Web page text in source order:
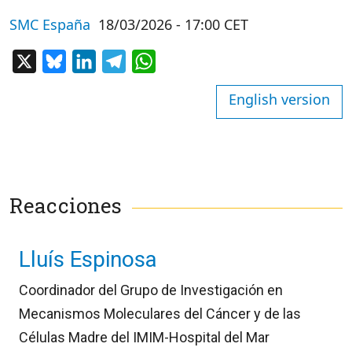
SMC España 18/03/2026 - 17:00 CET
BlueskyLinkedInTelegram
English version
Reacciones
Lluís Espinosa
Coordinador del Grupo de Investigación en
Mecanismos Moleculares del Cáncer y de las
Células Madre del IMIM-Hospital del Mar